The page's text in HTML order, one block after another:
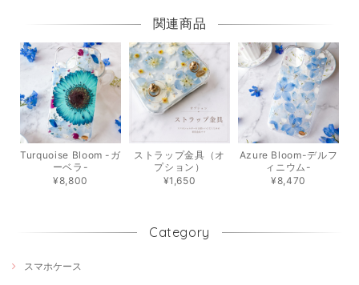
関連商品
Turquoise Bloom -ガ
ーベラ-
¥8,800
ストラップ金具（オ
プション）
¥1,650
Azure Bloom-デルフ
ィニウム-
¥8,470
Category
スマホケース